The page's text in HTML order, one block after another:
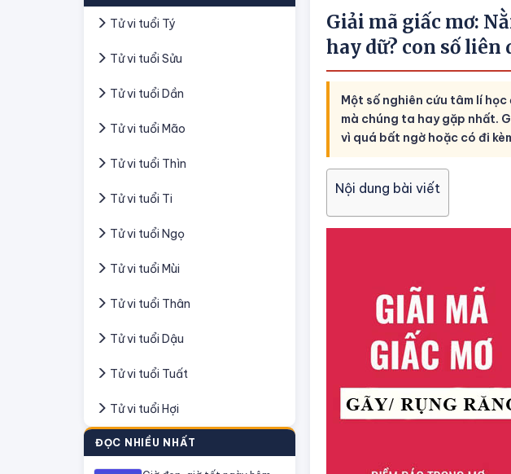
Tử vi tuổi Tý
Tử vi tuổi Sửu
Tử vi tuổi Dần
Tử vi tuổi Mão
Tử vi tuổi Thìn
Tử vi tuổi Ti
Tử vi tuổi Ngọ
Tử vi tuổi Mùi
Tử vi tuổi Thân
Tử vi tuổi Dậu
Tử vi tuổi Tuất
Tử vi tuổi Hợi
ĐỌC NHIỀU NHẤT
Giải mã giấc mơ:
hay dữ? con số liên
Một số nghiên cứu tâm lí
mà chúng ta hay gặp nhất.
vì quá bất ngờ hoặc có đi
Nội dung bài viết